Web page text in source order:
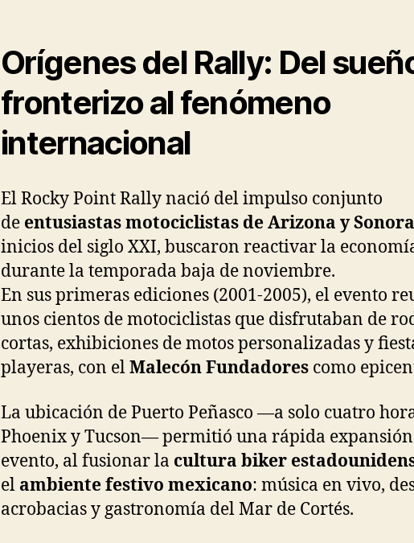
Orígenes del Rally: Del
fronterizo al fenómeno
internacional
El Rocky Point Rally nació del impulso conjunto
de entusiastas motociclistas de Arizona y Sonora
inicios del siglo XXI, buscaron reactivar la
durante la temporada baja de noviembre.
En sus primeras ediciones (2001-2005), el evento
unos cientos de motociclistas que disfrutaban de
cortas, exhibiciones de motos personalizadas y
playeras, con elMalecón Fundadores como
La ubicación de Puerto Peñasco —a solo cuatro
Phoenix y Tucson— permitió una rápida
evento, al fusionar la cultura biker
el ambiente festivo mexicano: música en vivo,
acrobacias y gastronomía del Mar de Cortés.